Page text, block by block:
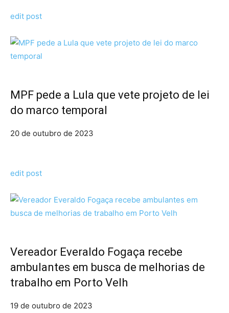
edit post
MPF pede a Lula que vete projeto de lei
do marco temporal
20 de outubro de 2023
edit post
Vereador Everaldo Fogaça recebe
ambulantes em busca de melhorias de
trabalho em Porto Velh
19 de outubro de 2023